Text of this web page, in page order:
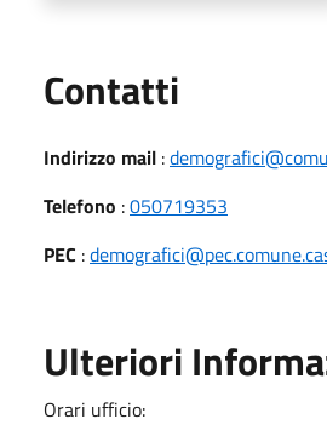
Contatti
Indirizzo mail :
Telefono :050719353
PEC :
Ulteriori
Orari ufficio: